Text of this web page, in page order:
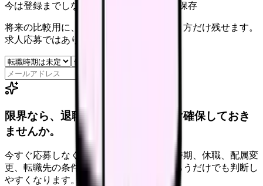
今は登録までしない人向け: 希望条件だけ保存
将来の比較用に、転職時期と気になる働き方だけ残せます。
求人応募ではありません。
限界なら、退職前に次の逃げ道だけ確保しておき
ませんか。
今すぐ応募しなくても大丈夫です。退職時期、休職、配属変
更、転職先の条件を第三者に整理してもらうだけでも判断し
やすくなります。